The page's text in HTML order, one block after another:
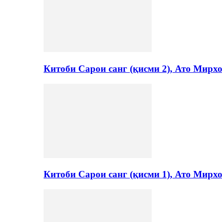
Китоби Сарои санг (қисми 2), Ато
Китоби Сарои санг (қисми 1), Ато